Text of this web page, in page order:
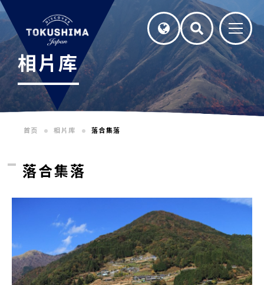
相片库
首页 相片库 落合集落
落合集落